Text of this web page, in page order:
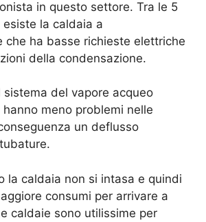
in questo settore. Tra le 5
la caldaia a
che ha basse richieste elettriche
della condensazione.
sistema del vapore acqueo
hanno meno problemi nelle
un deflusso
la caldaia non si intasa e quindi
consumi per arrivare a
caldaie sono utilissime per